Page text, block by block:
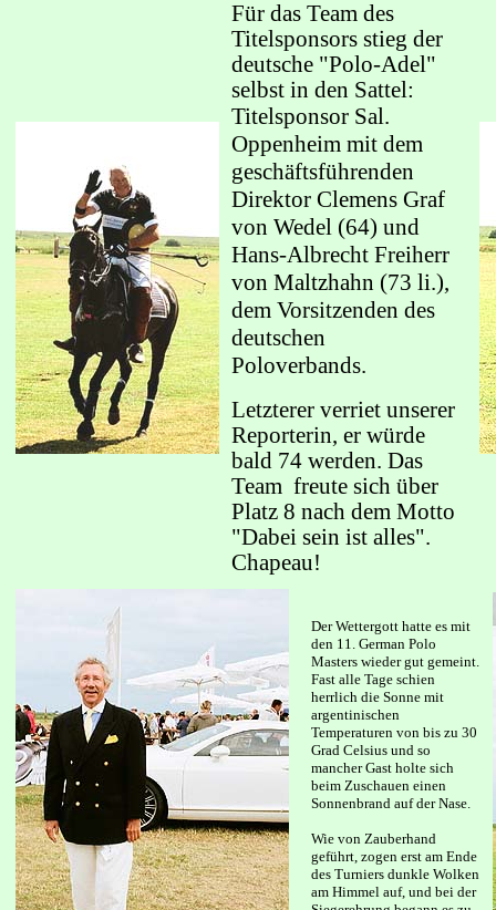
Für das Team des
Titelsponsors stieg der
deutsche "Polo-Adel"
selbst in den Sattel:
Titelsponsor Sal.
Oppenheim mit dem
geschäftsführenden
Direktor Clemens Graf
von Wedel (64) und
Hans-Albrecht Freiherr
von Maltzhahn (73 li.),
dem Vorsitzenden des
deutschen
Poloverbands.
Letzterer verriet unserer
Reporterin, er würde
bald 74 werden. Das
Team freute sich über
Platz 8 nach dem Motto
"Dabei sein ist alles".
Chapeau!
Der Wettergott hatte es mit
den 11. German Polo
Masters wieder gut gemeint.
Fast alle Tage schien
herrlich die Sonne mit
argentinischen
Temperaturen von bis zu 30
Grad Celsius und so
mancher Gast holte sich
beim Zuschauen einen
Sonnenbrand auf der Nase.
Wie von Zauberhand
geführt, zogen erst am Ende
des Turniers dunkle Wolken
am Himmel auf, und bei der